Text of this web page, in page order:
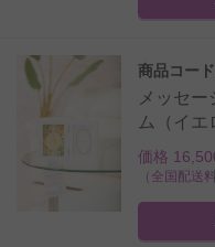
商品コー
メッセ
ム（イ
価格
（全国配送